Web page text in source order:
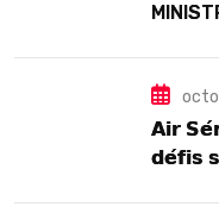
𝗔𝗶𝗿
𝗱𝗲́𝗳𝗶𝘀